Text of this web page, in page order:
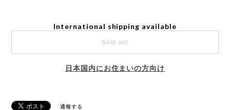
International shipping available
Sold out
日本国内にお住まいの方向け
通報する